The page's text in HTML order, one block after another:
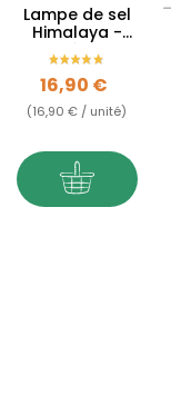
Lampe de sel
Himalaya -
2kg à 3kg
Prix
16,90 €
(16,90 € / unité)